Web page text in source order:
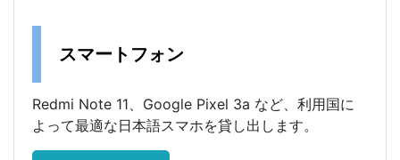
スマートフォン
Redmi Note 11、Google Pixel 3a など、利用国に
よって最適な日本語スマホを貸し出します。